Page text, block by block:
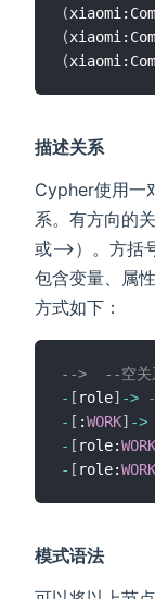
(
(
(
描述关系
Cypher使用一
系。有方向的
或-->）。方括
包含变量、属
方式如下：
-->  --空关
- [ role] ->
- [ :WORK] ->
- [ role:WORK
- [ role:WORK
模式语法